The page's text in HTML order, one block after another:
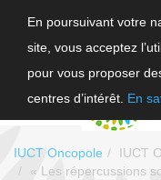
En poursuivant votre
site, vous acceptez
pour vous proposer
centres d’intérêt. En
IUCT Oncopole IUCT
« Les répercussions